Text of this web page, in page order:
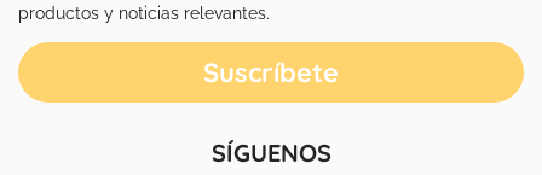
productos y noticias relevantes.
SÍGUENOS